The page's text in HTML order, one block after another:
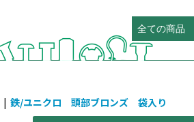
| 鉄/ユニクロ 頭部ブロンズ 袋入り